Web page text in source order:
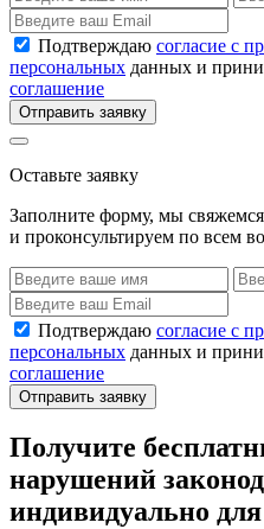
Подтверждаю согласие с
персональных данных и
соглашение
Отправить заявку
Оставьте заявку
Заполните форму, мы
и проконсультируем по всем
Подтверждаю согласие с
персональных данных и
соглашение
Отправить заявку
Получите
нарушений
индивидуально